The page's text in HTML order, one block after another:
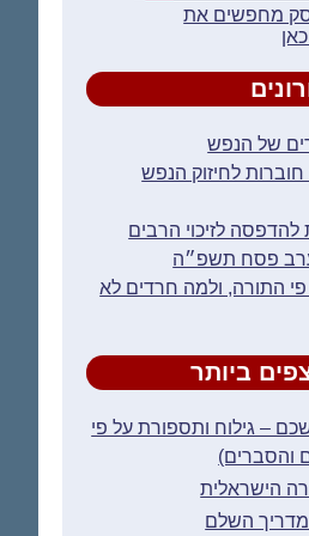
מחפשים את
של הנפש
חוברות לחיזוק הנפש
להדפסה לזיכוי הרבים
פסח תשפ״ה
התורה, ולמה חרדים לא
ביותר
– גילוח ותספורת על פי
והסברים)
הישראלית
השלם